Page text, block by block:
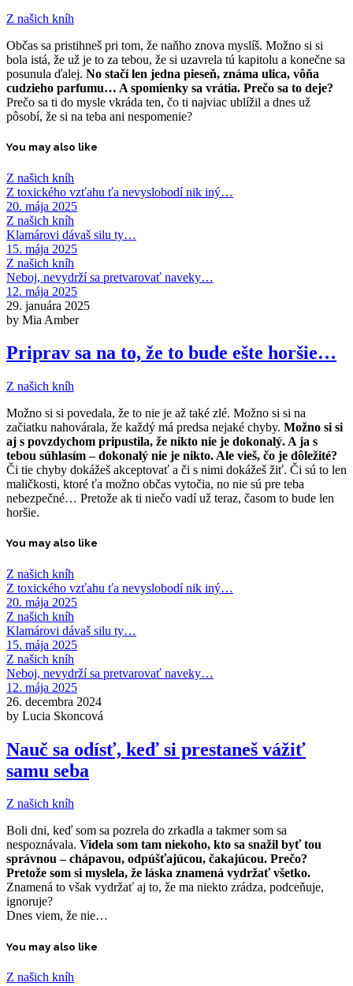
Z našich kníh
Občas sa pristihneš pri tom, že naňho znova myslíš. Možno si si
bola istá, že už je to za tebou, že si uzavrela tú kapitolu a konečne sa
posunula ďalej. No stačí len jedna pieseň, známa ulica, vôňa
cudzieho parfumu… A spomienky sa vrátia. Prečo sa to deje?
Prečo sa ti do mysle vkráda ten, čo ti najviac ublížil a dnes už
pôsobí, že si na teba ani nespomenie?
You may also like
Z našich kníh
Z toxického vzťahu ťa nevyslobodí nik iný…
20. mája 2025
Z našich kníh
Klamárovi dávaš silu ty…
15. mája 2025
Z našich kníh
Neboj, nevydrží sa pretvarovať naveky…
12. mája 2025
29. januára 2025
by Mia Amber
Priprav sa na to, že to bude ešte horšie…
Z našich kníh
Možno si si povedala, že to nie je až také zlé. Možno si si na
začiatku nahovárala, že každý má predsa nejaké chyby. Možno si si
aj s povzdychom pripustila, že nikto nie je dokonalý. A ja s
tebou súhlasím – dokonalý nie je nikto. Ale vieš, čo je dôležité?
Či tie chyby dokážeš akceptovať a či s nimi dokážeš žiť. Či sú to len
maličkosti, ktoré ťa možno občas vytočia, no nie sú pre teba
nebezpečné… Pretože ak ti niečo vadí už teraz, časom to bude len
horšie.
You may also like
Z našich kníh
Z toxického vzťahu ťa nevyslobodí nik iný…
20. mája 2025
Z našich kníh
Klamárovi dávaš silu ty…
15. mája 2025
Z našich kníh
Neboj, nevydrží sa pretvarovať naveky…
12. mája 2025
26. decembra 2024
by Lucia Skoncová
Nauč sa odísť, keď si prestaneš vážiť
samu seba
Z našich kníh
Boli dni, keď som sa pozrela do zrkadla a takmer som sa
nespoznávala. Videla som tam niekoho, kto sa snažil byť tou
správnou – chápavou, odpúšťajúcou, čakajúcou. Prečo?
Pretože som si myslela, že láska znamená vydržať všetko.
Znamená to však vydržať aj to, že ma niekto zrádza, podceňuje,
ignoruje?
Dnes viem, že nie…
You may also like
Z našich kníh